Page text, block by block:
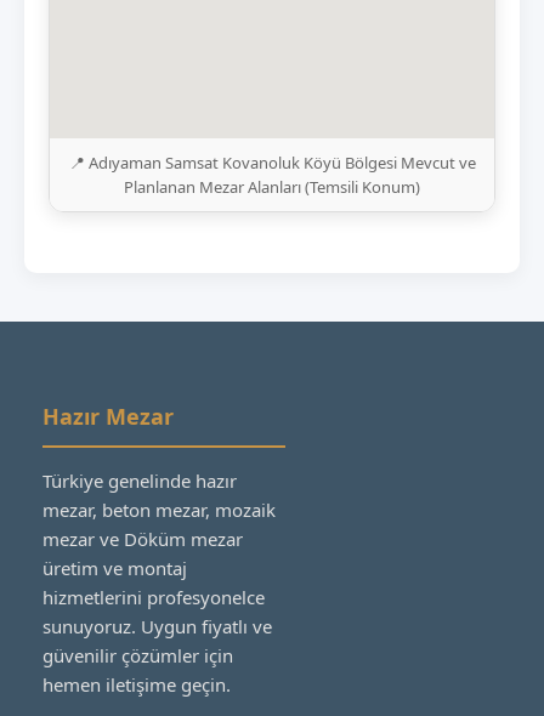
📍 Adıyaman Samsat Kovanoluk Köyü Bölgesi Mevcut ve
Planlanan Mezar Alanları (Temsili Konum)
Hazır Mezar
Türkiye genelinde hazır
mezar, beton mezar, mozaik
mezar ve Döküm mezar
üretim ve montaj
hizmetlerini profesyonelce
sunuyoruz. Uygun fiyatlı ve
güvenilir çözümler için
hemen iletişime geçin.